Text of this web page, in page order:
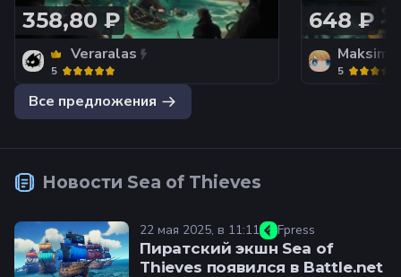
358,80 ₽
Veraralas
5
648 ₽
5
Все предложения
Новости Sea of Thieves
22 мая 2025, в 11:11 Fpress
Пиратский экшн Sea of
Thieves появился в Battle.net